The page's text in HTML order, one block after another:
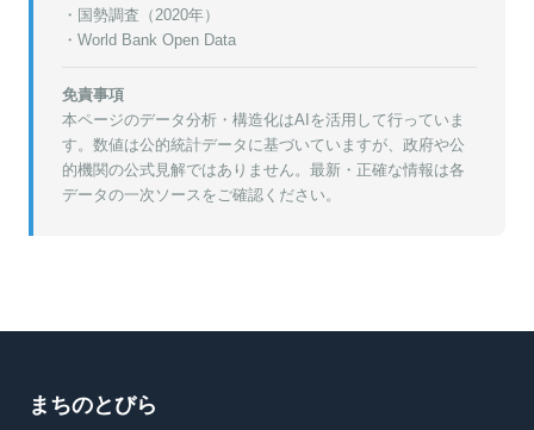
・ 国勢調査（2020年）
・World Bank Open Data
免責事項
本ページのデータ分析・構造化はAIを活用して行っていま
す。数値は公的統計データに基づいていますが、政府や公
的機関の公式見解ではありません。最新・正確な情報は各
データの一次ソースをご確認ください。
まちのとびら